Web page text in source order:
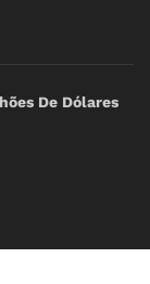
De Dólares